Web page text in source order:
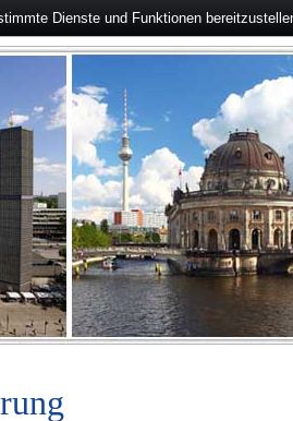
Dienste und Funktionen